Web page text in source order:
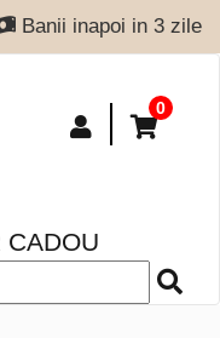
Banii inapoi in 3 zile
0
CADOU